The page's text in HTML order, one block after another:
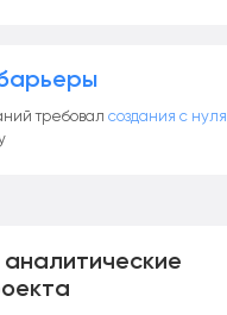
требовал создания с нуля
аналитические